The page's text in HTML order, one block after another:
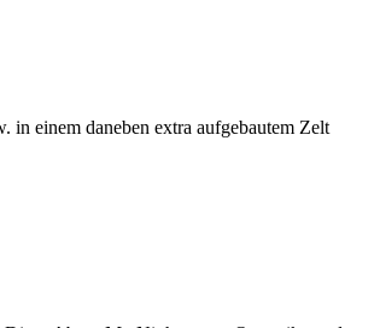
in einem daneben extra aufgebautem Zelt